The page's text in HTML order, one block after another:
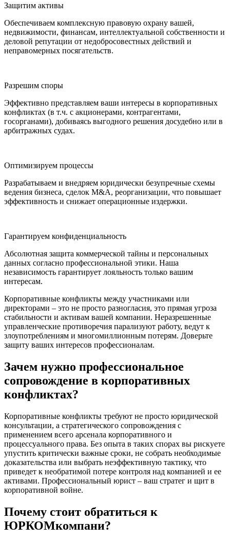
Защитим активы
Обеспечиваем комплексную правовую охрану вашей,
недвижимости, финансам, интеллектуальной собственности и
деловой репутации от недобросовестных действий и
неправомерных посягательств.
Разрешим споры
Эффективно представляем ваши интересы в корпоративных
конфликтах (в т.ч. с акционерами, контрагентами,
госорганами), добиваясь выгодного решения досудебно или в
арбитражных судах.
Оптимизируем процессы
Разрабатываем и внедряем юридически безупречные схемы
ведения бизнеса, сделок M&A, реорганизации, что повышает
эффективность и снижает операционные издержки.
Гарантируем конфиденциальность
Абсолютная защита коммерческой тайны и персональных
данных согласно профессиональной этики. Наша
независимость гарантирует лояльность только вашим
интересам.
Корпоративные конфликты между участниками или
директорами – это не просто разногласия, это прямая угроза
стабильности и активам вашей компании. Неразрешенные
управленческие противоречия парализуют работу, ведут к
злоупотреблениям и многомиллионным потерям. Доверьте
защиту ваших интересов профессионалам.
Зачем нужно профессиональное
сопровождение в корпоративных
конфликтах?
Корпоративные конфликты требуют не просто юридической
консультации, а стратегического сопровождения с
применением всего арсенала корпоративного и
процессуального права. Без опыта в таких спорах вы рискуете
упустить критически важные сроки, не собрать необходимые
доказательства или выбрать неэффективную тактику, что
приведет к необратимой потере контроля над компанией и ее
активами. Профессиональный юрист – ваш стратег и щит в
корпоративной войне.
Почему стоит обратиться к
ЮРКОМкомпани?